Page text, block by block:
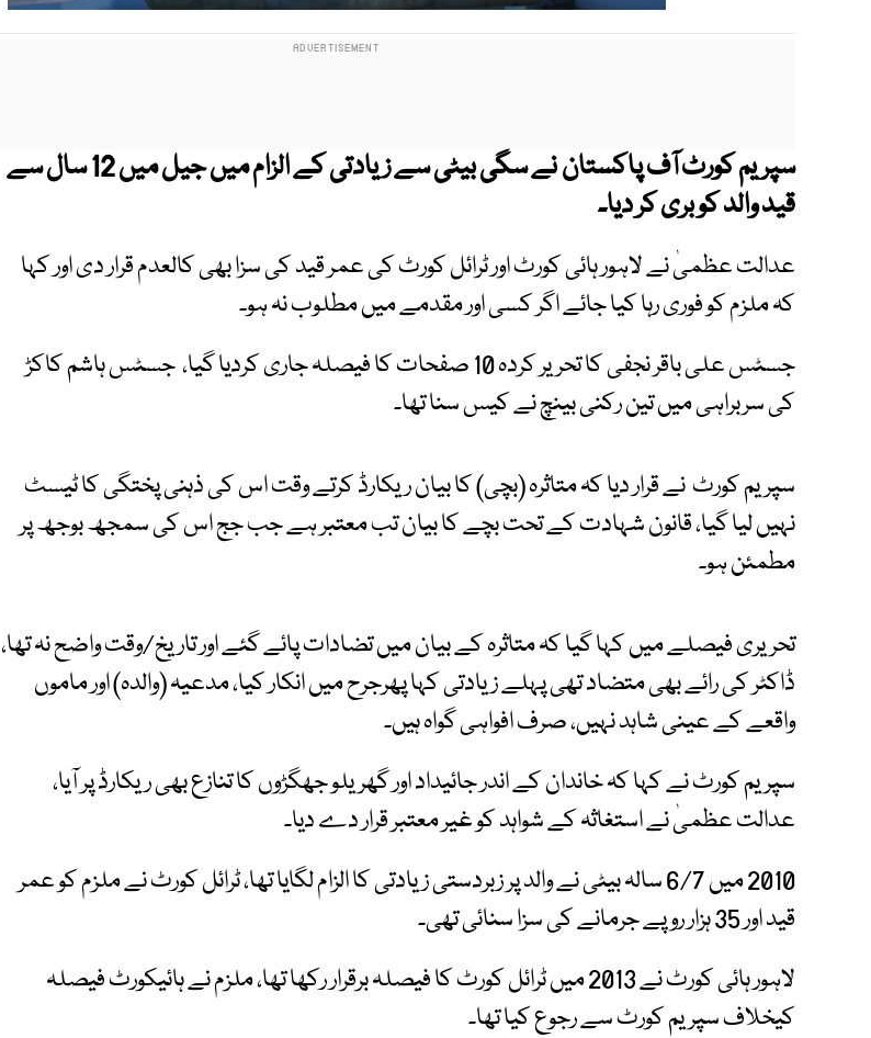
سپریم کورٹ آف پاکستان نے سگی بیٹی سے زیادتی کے الزام میں جیل میں 12 سال سے
قید والد کو بری کر دیا۔
عدالت عظمیٰ نے لاہور ہائی کورٹ اور ٹرائل کورٹ کی عمر قید کی سزا بھی کالعدم قرار دی اور کہا
کہ ملزم کو فوری رہا کیا جائے اگر کسی اور مقدمے میں مطلوب نہ ہو۔
جسٹس علی باقر نجفی کا تحریر کردہ 10 صفحات کا فیصلہ جاری کردیا گیا، جسٹس ہاشم کاکڑ
کی سربراہی میں تین رکنی بینچ نے کیس سنا تھا۔
سپریم کورٹ نے قرار دیا کہ متاثرہ (بچی) کا بیان ریکارڈ کرتے وقت اس کی ذہنی پختگی کا ٹیسٹ
نہیں لیا گیا، قانون شہادت کے تحت بچے کا بیان تب معتبر ہے جب جج اس کی سمجھ بوجھ پر
مطمئن ہو۔
تحریری فیصلے میں کہا گیا کہ متاثرہ کے بیان میں تضادات پائے گئے اور تاریخ/وقت واضح نہ تھا،
ڈاکٹر کی رائے بھی متضاد تھی پہلے زیادتی کہا پھرجرح میں انکار کیا، مدعیہ (والدہ) اور ماموں
واقعے کے عینی شاہد نہیں، صرف افواہی گواہ ہیں۔
سپریم کورٹ نے کہا کہ خاندان کے اندر جائیداد اور گھریلو جھگڑوں کا تنازع بھی ریکارڈ پر آیا،
عدالت عظمیٰ نے استغاثہ کے شواہد کو غیر معتبر قرار دے دیا۔
2010 میں 6/7 سالہ بیٹی نے والد پر زبردستی زیادتی کا الزام لگایا تھا، ٹرائل کورٹ نے ملزم کو عمر
قید اور 35 ہزار روپے جرمانے کی سزا سنائی تھی۔
لاہور ہائی کورٹ نے 2013 میں ٹرائل کورٹ کا فیصلہ برقرار رکھا تھا، ملزم نے ہائیکورٹ فیصلہ
کیخلاف سپریم کورٹ سے رجوع کیا تھا۔